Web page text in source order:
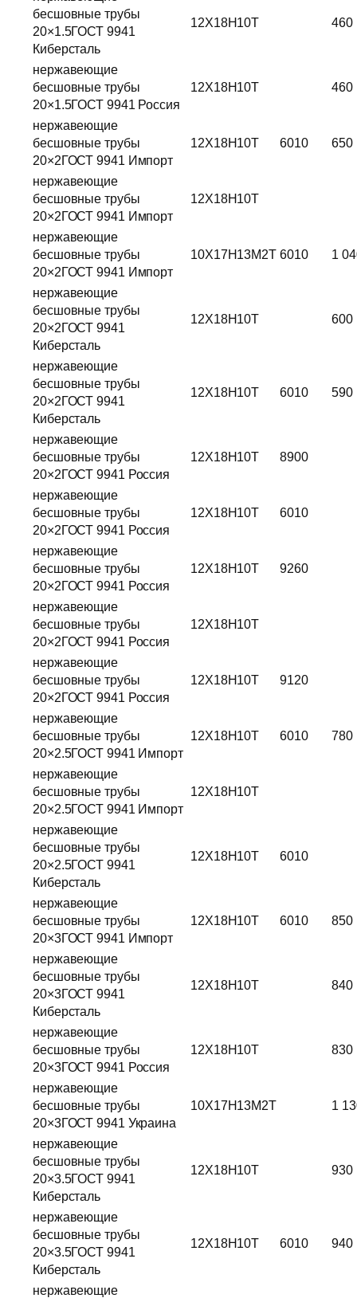
бесшовные трубы
20×1.5ГОСТ 9941
Киберсталь
12Х18Н10Т 460
нержавеющие
бесшовные трубы
20×1.5ГОСТ 9941 Россия
12Х18Н10Т 460
нержавеющие
бесшовные трубы
20×2ГОСТ 9941 Импорт
12Х18Н10Т 6010 650
нержавеющие
бесшовные трубы
20×2ГОСТ 9941 Импорт
12Х18Н10Т
нержавеющие
бесшовные трубы
20×2ГОСТ 9941 Импорт
10Х17Н13М2Т 6010 1
нержавеющие
бесшовные трубы
20×2ГОСТ 9941
Киберсталь
12Х18Н10Т 600
нержавеющие
бесшовные трубы
20×2ГОСТ 9941
Киберсталь
12Х18Н10Т 6010 590
нержавеющие
бесшовные трубы
20×2ГОСТ 9941 Россия
12Х18Н10Т 8900
нержавеющие
бесшовные трубы
20×2ГОСТ 9941 Россия
12Х18Н10Т 6010
нержавеющие
бесшовные трубы
20×2ГОСТ 9941 Россия
12Х18Н10Т 9260
нержавеющие
бесшовные трубы
20×2ГОСТ 9941 Россия
12Х18Н10Т
нержавеющие
бесшовные трубы
20×2ГОСТ 9941 Россия
12Х18Н10Т 9120
нержавеющие
бесшовные трубы
20×2.5ГОСТ 9941 Импорт
12Х18Н10Т 6010 780
нержавеющие
бесшовные трубы
20×2.5ГОСТ 9941 Импорт
12Х18Н10Т
нержавеющие
бесшовные трубы
20×2.5ГОСТ 9941
Киберсталь
12Х18Н10Т 6010
нержавеющие
бесшовные трубы
20×3ГОСТ 9941 Импорт
12Х18Н10Т 6010 850
нержавеющие
бесшовные трубы
20×3ГОСТ 9941
Киберсталь
12Х18Н10Т 840
нержавеющие
бесшовные трубы
20×3ГОСТ 9941 Россия
12Х18Н10Т 830
нержавеющие
бесшовные трубы
20×3ГОСТ 9941 Украина
10Х17Н13М2Т 1
нержавеющие
бесшовные трубы
20×3.5ГОСТ 9941
Киберсталь
12Х18Н10Т 930
нержавеющие
бесшовные трубы
20×3.5ГОСТ 9941
Киберсталь
12Х18Н10Т 6010 940
нержавеющие